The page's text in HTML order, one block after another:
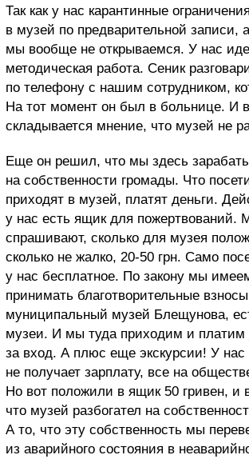
Так как у нас карантинные
в музей по предварительной записи,
мы вообще не открываемся. У нас
методическая работа. Сеник
по телефону с нашим сотрудником,
На тот момент он был в больнице. И
складывается мнение, что музей не
Еще он решил, что мы здесь
на собственности громады. Что
приходят в музей, платят деньги.
у нас есть ящик для пожертвований.
спрашивают, сколько для музея
сколько не жалко, 20-50 грн. Само
у нас бесплатное. По закону мы
принимать благотворительные
муниципальный музей Блещунова,
музеи. И мы туда приходим и платим
за вход. А плюс еще экскурсии! У нас
не получает зарплату, все на
Но вот положили в ящик 50 гривен, и
что музей разбогател на
А то, что эту собственность мы
из аварийного состояния в